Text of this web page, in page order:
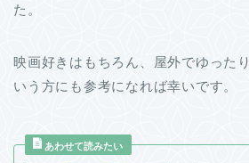
た。
映画好きはもちろん、屋外でゆった
いう方にも参考になれば幸いです。